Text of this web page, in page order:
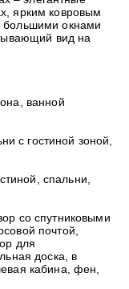
ярким ковровым
большими окнами
вид на
ванной
с гостиной зоной,
спальни,
со спутниковыми
почтой,
для
доска, в
кабина, фен,